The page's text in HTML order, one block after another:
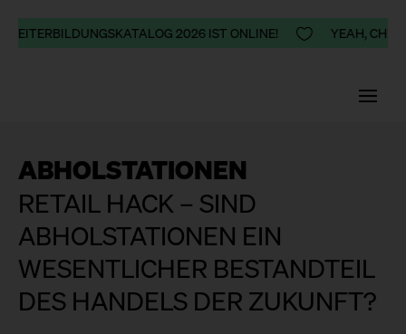
2026 IST ONLINE!  YEAH,
ABHOLSTATIONEN
RETAIL HACK – SIND
ABHOLSTATIONEN EIN
WESENTLICHER BESTANDTEIL
DES HANDELS DER ZUKUNFT?